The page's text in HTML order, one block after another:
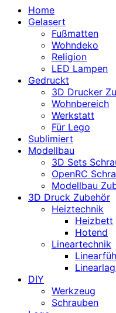
Home
Gelasert
Fußmatten
Wohndeko
Religion
LED Lampen
Gedruckt
3D Drucker
Wohnbereich
Werkstatt
Für Lego
Sublimiert
Modellbau
3D Sets
OpenRC
Modellbau
3D Druck Zubehör
Heiztechnik
Heizbett
Hotend
Lineartechnik
DIY
Werkzeug
Schrauben